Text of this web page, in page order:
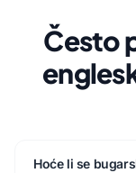
Često
Hoće li se